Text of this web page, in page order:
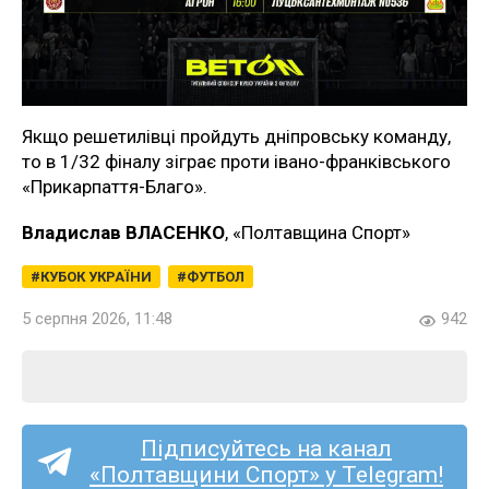
Якщо решетилівці пройдуть дніпровську команду,
то в 1/32 фіналу зіграє проти івано-франківського
«Прикарпаття-Благо».
Владислав ВЛАСЕНКО, «Полтавщина Спорт»
КУБОК УКРАЇНИ ФУТБОЛ
5 серпня 2026, 11:48 942
Підписуйтесь на канал
«Полтавщини Спорт» у Telegram!